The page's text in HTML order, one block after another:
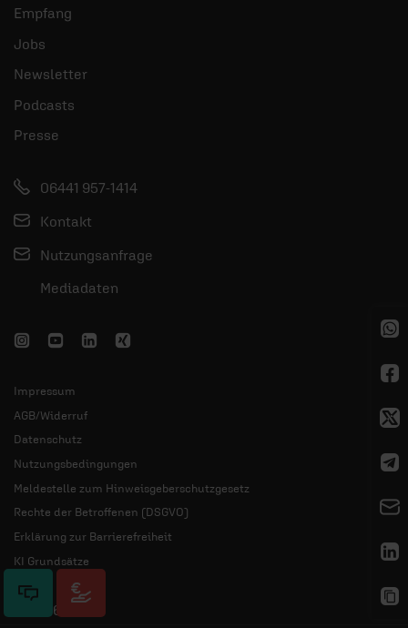
Empfang
Jobs
Newsletter
Podcasts
Presse
06441 957-1414
Kontakt
Nutzungsanfrage
Mediadaten
Impressum
AGB/Widerruf
Datenschutz
Nutzungsbedingungen
Meldestelle zum Hinweisgeberschutzgesetz
Rechte der Betroffenen (DSGVO)
Erklärung zur Barrierefreiheit
KI Grundsätze
© 2026 ERF